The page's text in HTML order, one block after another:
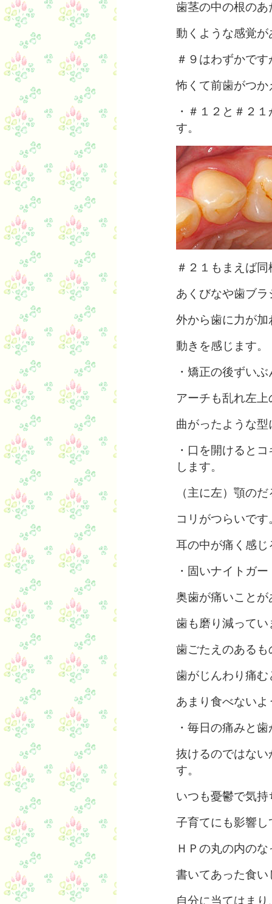
歯茎の中の根の
動くような感覚が
＃９はわずかで
怖くて前歯がつか
・＃１２と＃２
す。
＃２１もまえば
あくびなや歯ブ
外から歯に力が
動きを感じます。
・矯正の後ずい
アーチも乱れ左
曲がったような
・口を開けると
します。
（主に左）顎の
コリがつらいです
耳の中が痛く感
・固いナイトガ
奥歯が痛いことが
歯も磨り減ってい
歯ごたえのある
歯がじんわり痛
あまり食べない
・毎日の痛みと
抜けるのではな
す。
いつも憂鬱で気
子育てにも影響
ＨＰの丸の内の
書いてあった食
自分に当てはまり